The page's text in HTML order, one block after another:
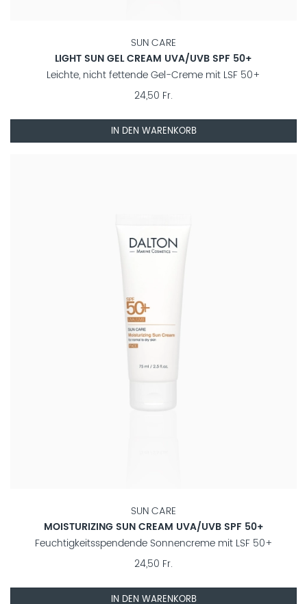
SUN CARE
LIGHT SUN GEL CREAM UVA/UVB SPF 50+
Leichte, nicht fettende Gel-Creme mit LSF 50+
24,50 Fr.
IN DEN WARENKORB
SUN CARE
MOISTURIZING SUN CREAM UVA/UVB SPF 50+
Feuchtigkeitsspendende Sonnencreme mit LSF 50+
24,50 Fr.
IN DEN WARENKORB